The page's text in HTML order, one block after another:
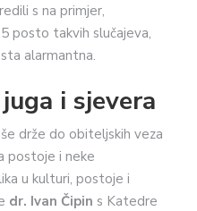
s na primjer,
posto takvih slučajeva,
alarmantna.
i sjevera
drže do obiteljskih veza
postoje i neke
u kulturi, postoje i
dr. Ivan Čipin s Katedre